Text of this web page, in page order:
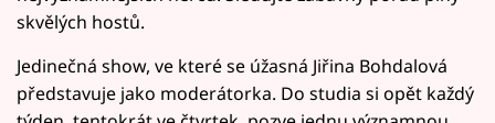
skvělých hostů.
Jedinečná show, ve které se úžasná Jiřina Bohdalová
představuje jako moderátorka. Do studia si opět každý